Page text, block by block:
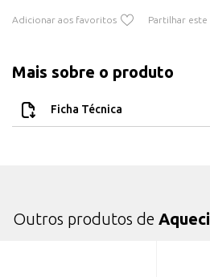
Adicionar aos favoritos Partilhar
Mais sobre o produto
Ficha Técnica
Outros produtos de